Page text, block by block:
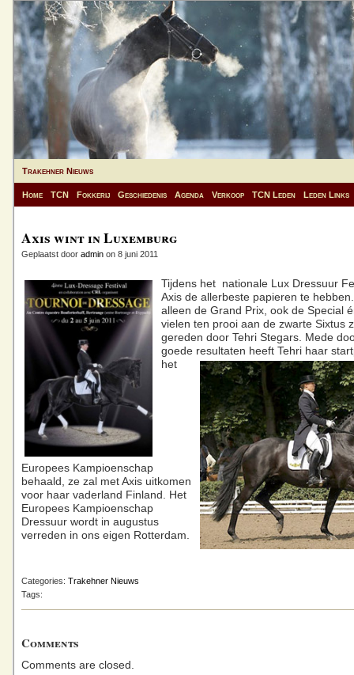
Trakehner Nieuws
Home TCN Fokkerij Geschiedenis Agenda Verkoop TCN Leden Leden Links
Axis wint in Luxemburg
Geplaatst door admin on 8 juni 2011
Tijdens het nationale Lux Dressuur
Axis de allerbeste papieren te
alleen de Grand Prix, ook de Special
vielen ten prooi aan de zwarte Sixtus
gereden door Tehri Stegars. Mede
goede resultaten heeft Tehri haar
het
Europees Kampioenschap
behaald, ze zal met Axis uitkomen
voor haar vaderland Finland. Het
Europees Kampioenschap
Dressuur wordt in augustus
verreden in ons eigen Rotterdam.
Categories: Trakehner Nieuws
Tags:
Comments
Comments are closed.